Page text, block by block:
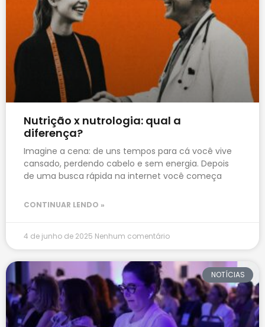
Nutrição x nutrologia: qual a
diferença?
Imagine a cena: de uns tempos para cá você vive
cansado, perdendo cabelo e sem energia. Depois
de uma busca rápida na internet você começa
CONTINUAR LENDO »
4 de junho de 2025 Nenhum comentário
NOTÍCIAS